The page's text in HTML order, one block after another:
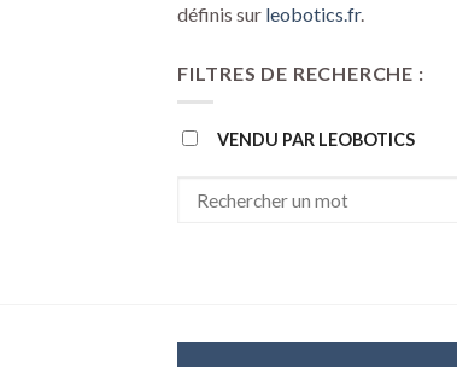
définis sur leobotics.fr.
FILTRES DE RECHERCHE :
VENDU PAR LEOBOTICS